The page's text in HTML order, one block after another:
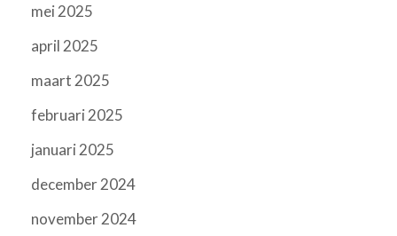
mei 2025
april 2025
maart 2025
februari 2025
januari 2025
december 2024
november 2024